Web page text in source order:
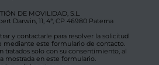
DE MOVILIDAD, S.L.
Darwin, 11, 4ª, CP 46980 Paterna
y contactarle para resolver la solicitud
mediante este formulario de contacto.
tratados solo con su consentimiento, al
mostrada en este formulario.